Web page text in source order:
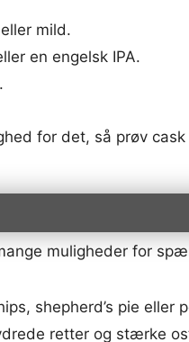
mild.
en engelsk IPA.
for det, så prøv
muligheder for
shepherd’s pie eller
retter og stærke